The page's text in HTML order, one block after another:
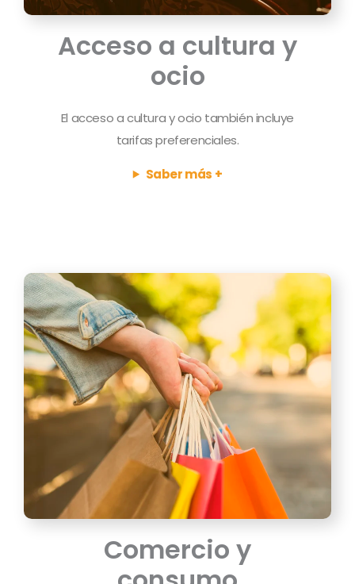
Acceso a cultura y
ocio
El acceso a cultura y ocio también incluye
tarifas preferenciales.
Saber más +
Comercio y